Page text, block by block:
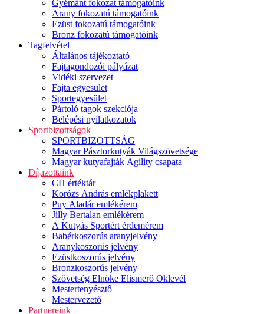
Gyémánt fokozat támogatóink
Arany fokozatú támogatóink
Ezüst fokozatú támogatóink
Bronz fokozatú támogatóink
Tagfelvétel
Általános tájékoztató
Fajtagondozói pályázat
Vidéki szervezet
Fajta egyesület
Sportegyesület
Pártoló tagok szekciója
Belépési nyilatkozatok
Sportbizottságok
SPORTBIZOTTSÁG
Magyar Pásztorkutyák Világszövetsége
Magyar kutyafajták Agility csapata
Díjazottaink
CH értéktár
Korózs András emlékplakett
Puy Aladár emlékérem
Jilly Bertalan emlékérem
A Kutyás Sportért érdemérem
Babérkoszorús aranyjelvény
Aranykoszorús jelvény
Ezüstkoszorús jelvény
Bronzkoszorús jelvény
Szövetség Elnöke Elismerő Oklevél
Mestertenyésztő
Mestervezető
Partnereink